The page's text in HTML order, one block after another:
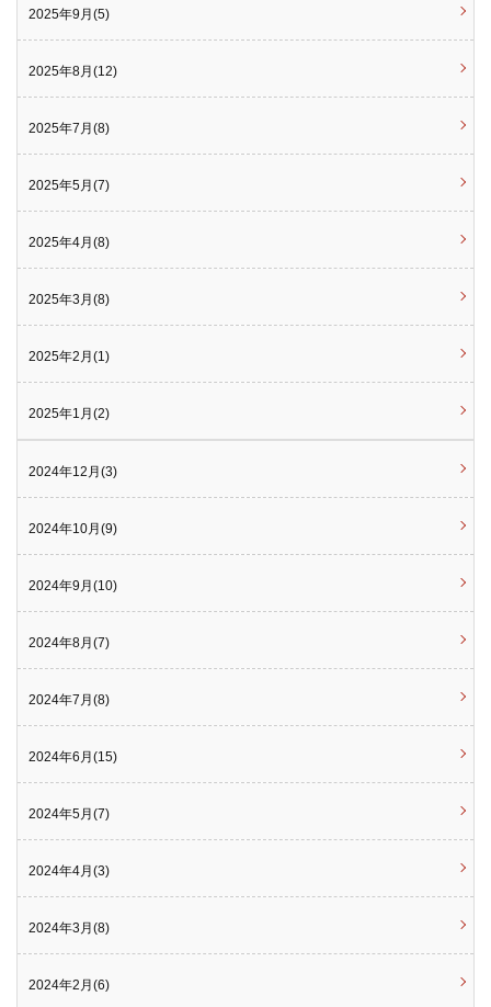
2025年9月(5)
2025年8月(12)
2025年7月(8)
2025年5月(7)
2025年4月(8)
2025年3月(8)
2025年2月(1)
2025年1月(2)
2024年12月(3)
2024年10月(9)
2024年9月(10)
2024年8月(7)
2024年7月(8)
2024年6月(15)
2024年5月(7)
2024年4月(3)
2024年3月(8)
2024年2月(6)